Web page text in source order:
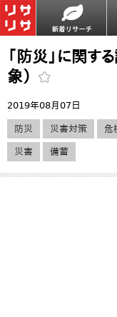
「防災」に関
象）
2019年08月07日
防災 災害対策 危
災害 備蓄